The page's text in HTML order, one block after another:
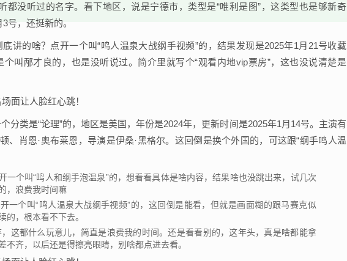
都没听过的名字。看下地区，说是宁德市，类型是“唯利是图”，这类型也是够新奇
号，还挺新的。
讲的啥？点开一个叫“鸣人温泉大战纲手视频”的，结果发现是2025年1月21号收藏
个叫邴才良的，也是没听说过。简介里就写个“观看内地vip票房”，这也没说清楚是
分类是“论理”的，地区是美国，年份是2024年，更新时间是2025年1月14号。主演有
、肖恩·奥布莱恩，导演是伊桑·黑格尔。这回倒是换个外国的，可这跟“纲手鸣人温
一个叫“鸣人和纲手泡温泉”的，想看看具体是啥内容，结果啥也没跳出来，试几次
，浪费我时间嘛
一个叫“鸣人温泉大战纲手视频”的，这回倒是能看，但就是画面糊的跟马赛克似
的，根本看不下去。
这都什么玩意儿，简直是浪费我的时间。还是看看别的，这年头，真是啥都能拿
不齐，以后还是得擦亮眼睛，别啥都点进去看。